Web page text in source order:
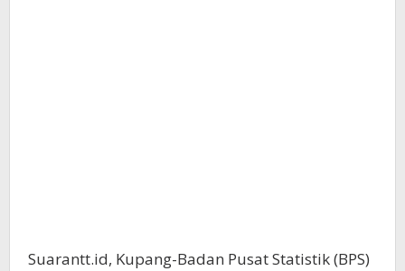
Suarantt.id, Kupang-Badan Pusat Statistik (BPS)